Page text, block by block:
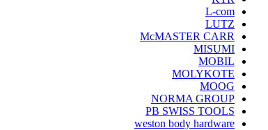
L-com
LUTZ
McMASTER CARR
MISUMI
MOBIL
MOLYKOTE
MOOG
NORMA GROUP
PB SWISS TOOLS
weston body hardware